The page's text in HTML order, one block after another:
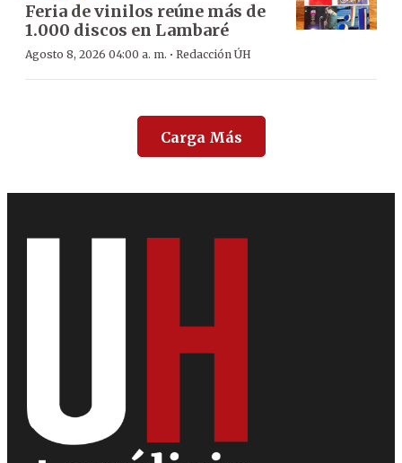
Feria de vinilos reúne más de
1.000 discos en Lambaré
Agosto 8, 2026 04:00 a. m. · Redacción ÚH
Carga Más